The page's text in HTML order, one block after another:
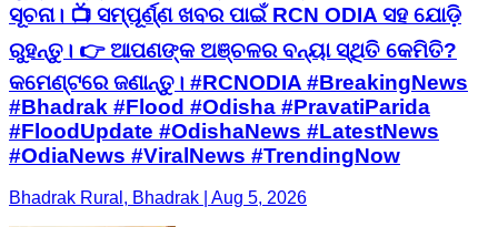
ସୂଚନା। 📺 ସମ୍ପୂର୍ଣ୍ଣ ଖବର ପାଇଁ RCN ODIA ସହ ଯୋଡ଼ି
ରୁହନ୍ତୁ। 👉 ଆପଣଙ୍କ ଅଞ୍ଚଳର ବନ୍ୟା ସ୍ଥିତି କେମିତି?
କମେଣ୍ଟରେ ଜଣାନ୍ତୁ। #RCNODIA #BreakingNews
#Bhadrak #Flood #Odisha #PravatiParida
#FloodUpdate #OdishaNews #LatestNews
#OdiaNews #ViralNews #TrendingNow
Bhadrak Rural, Bhadrak | Aug 5, 2026